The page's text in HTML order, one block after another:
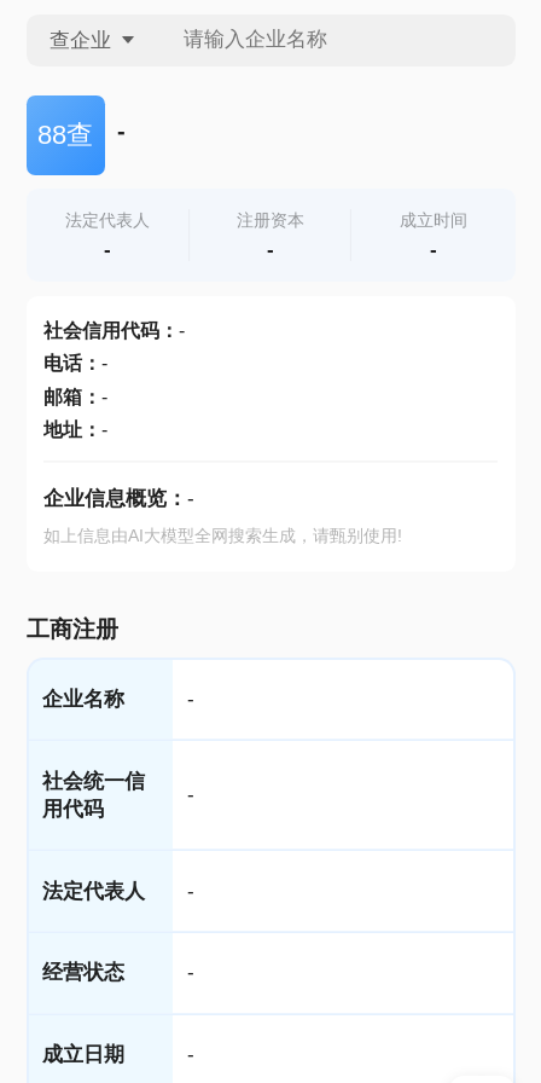
查企业
查企业
查产地
88查 -
法定代表人
-
注册资本
-
成立时间
-
社会信用代码： -
电话： -
邮箱： -
地址： -
企业信息概览： -
如上信息由AI大模型全网搜索生成，请甄别使用!
工商注册
企业名称 -
社会统一信
用代码
-
法定代表人 -
经营状态 -
成立日期 -